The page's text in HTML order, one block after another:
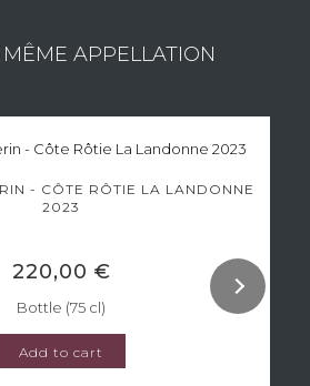
APPELLATION
- CÔTE RÔTIE LA LANDONNE
2023
220,00 €
Bottle (75 cl)
Add to cart